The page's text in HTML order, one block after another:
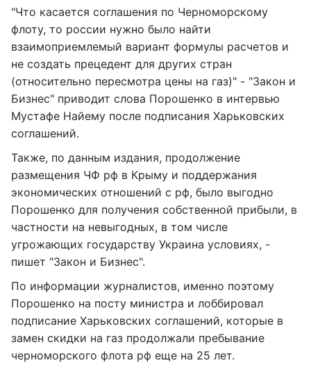
"Что касается соглашения по Черноморскому
флоту, то россии нужно было найти
взаимоприемлемый вариант формулы расчетов и
не создать прецедент для других стран
(относительно пересмотра цены на газ)" - "Закон и
Бизнес" приводит слова Порошенко в интервью
Мустафе Найему после подписания Харьковских
соглашений.
Также, по данным издания, продолжение
размещения ЧФ рф в Крыму и поддержания
экономических отношений с рф, было выгодно
Порошенко для получения собственной прибыли, в
частности на невыгодных, в том числе
угрожающих государству Украина условиях, -
пишет "Закон и Бизнес".
По информации журналистов, именно поэтому
Порошенко на посту министра и лоббировал
подписание Харьковских соглашений, которые в
замен скидки на газ продолжали пребывание
черноморского флота рф еще на 25 лет.